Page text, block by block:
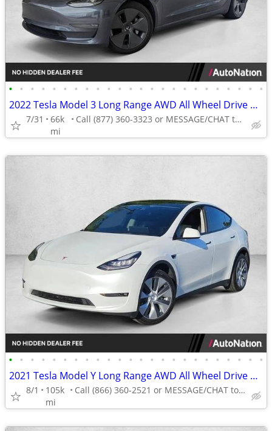
• • • • • • • • • • • • • • • • • • • • • • • •
2022 Tesla Model 3 Long Range AWD All Wheel Drive Electric AUTONATION
7/31
66k
mi
Call (877) 360-3323 or MESSAGE/CHAT to confirm availability
• • • • • • • • • • • • • • • • • • • • • • • •
2021 Tesla Model Y Long Range AWD All Wheel Drive SUV Electric AUTONATION
8/1
105k
mi
Call (866) 360-2521 or MESSAGE/CHAT to confirm availability